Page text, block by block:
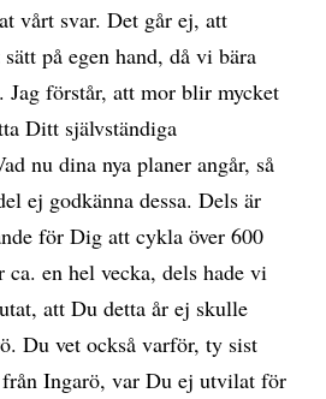
vårt svar. Det går ej, att
på egen hand, då vi bära
Jag förstår, att mor blir mycket
Ditt självständiga
nu dina nya planer angår, så
ej godkänna dessa. Dels är
för Dig att cykla över 600
en hel vecka, dels hade vi
att Du detta år ej skulle
Du vet också varför, ty sist
Ingarö, var Du ej utvilat för